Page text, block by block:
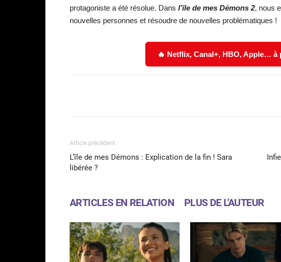
protagoniste a été résolue. Dans l’île de mes Démons 2, nous
nouvelles personnes et résoudre de nouvelles problématiques !
🔥 Netflix, Canal+, HBO, Apple… à
Article précédent
L’île de mes Démons : Explication de la fin ! Sara
libérée ?
ARTICLES EN RELATION PLUS DE L'AUTEUR